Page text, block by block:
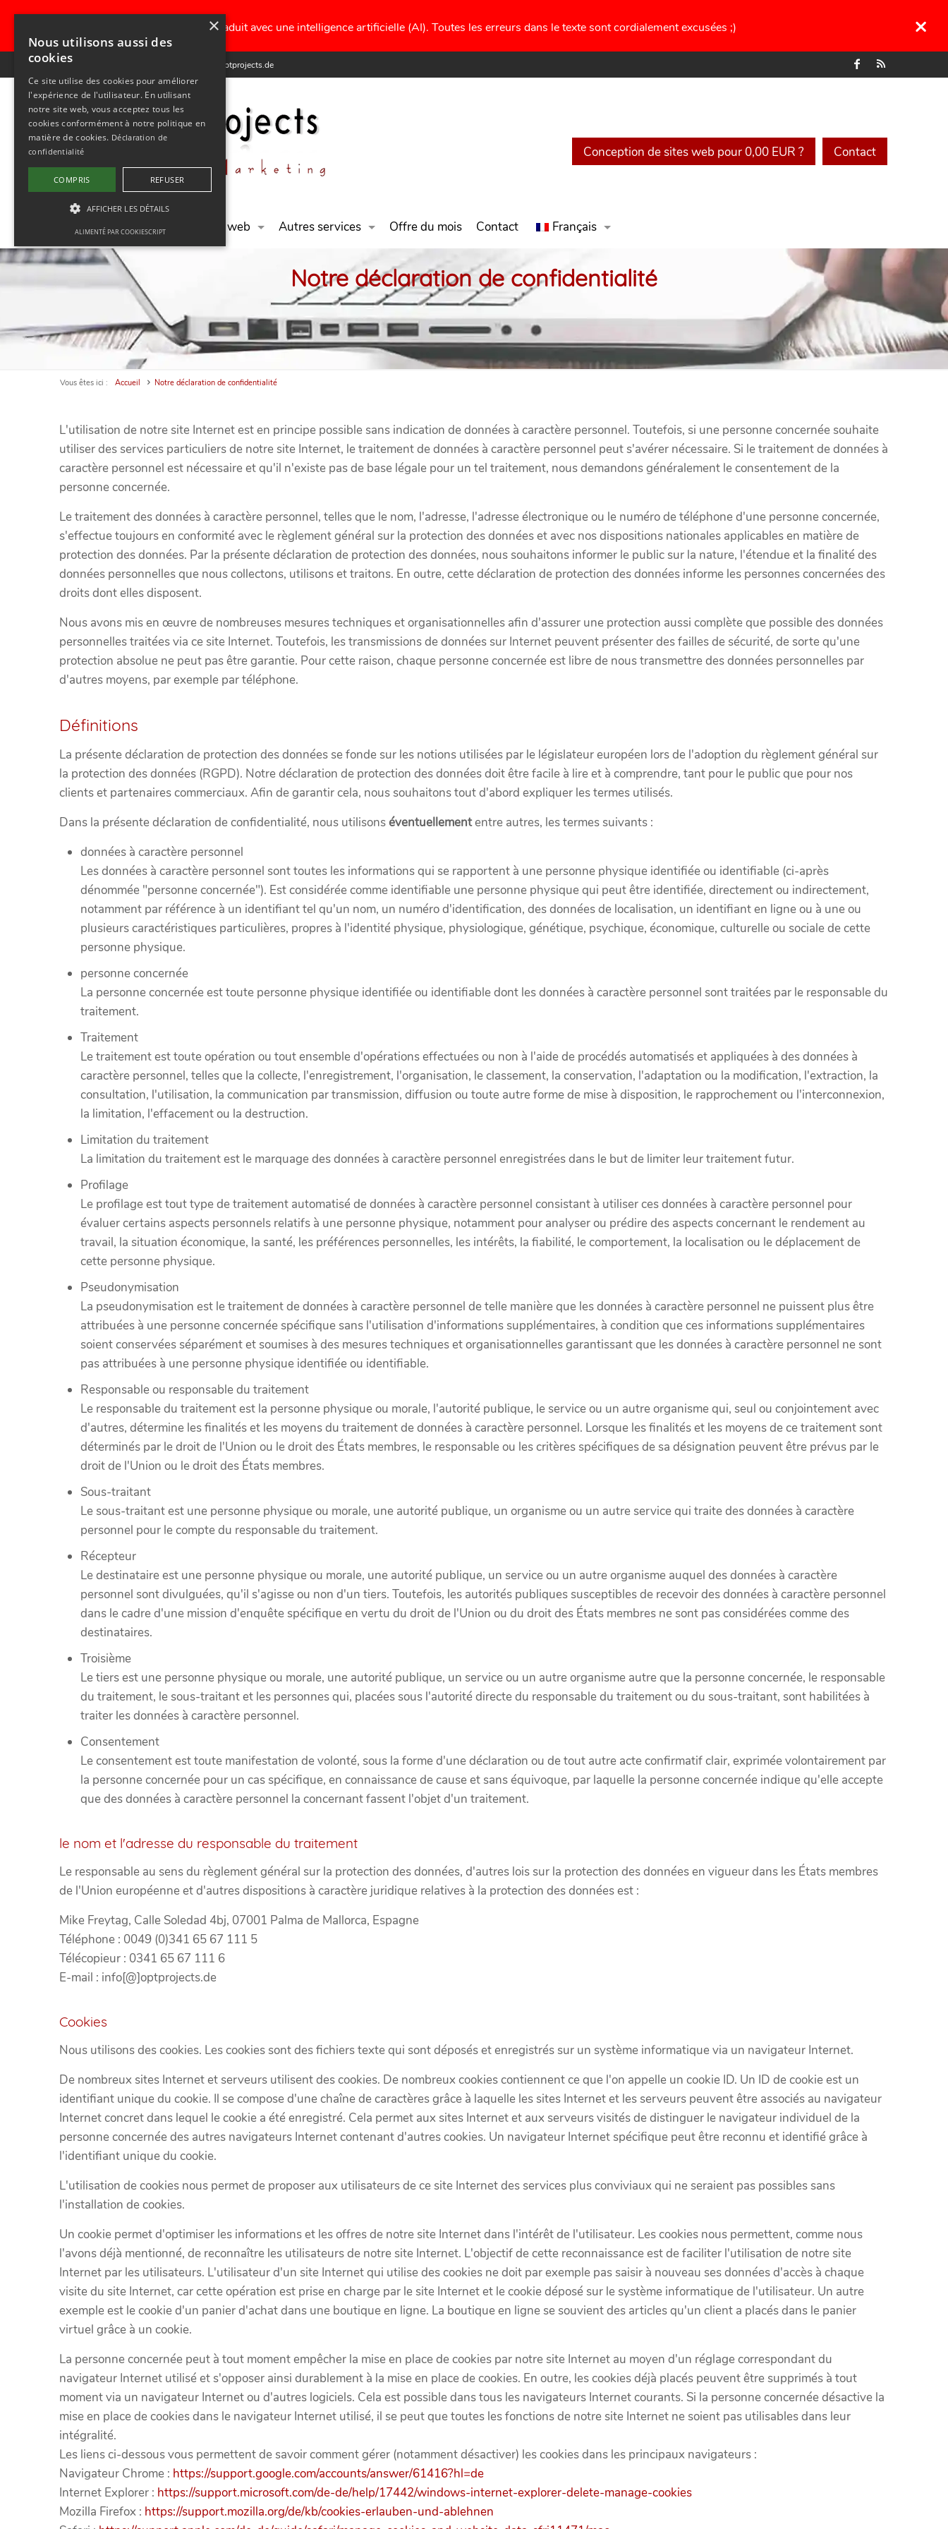
Traduit avec une intelligence artificielle (AI). Toutes les erreurs dans le texte sont cordialement excusées ;) ×
info@optprojects.de
Accueil Conception de sites web Autres services Offre du mois Contact Français
Conception de sites web pour 0,00 EUR ? Contact
Notre déclaration de confidentialité
Vous êtes ici : Accueil Notre déclaration de confidentialité
L'utilisation de notre site Internet est en principe possible sans indication de données à caractère personnel. Toutefois, si une personne concernée souhaite
utiliser des services particuliers de notre site Internet, le traitement de données à caractère personnel peut s'avérer nécessaire. Si le traitement de données à
caractère personnel est nécessaire et qu'il n'existe pas de base légale pour un tel traitement, nous demandons généralement le consentement de la
personne concernée.
Le traitement des données à caractère personnel, telles que le nom, l'adresse, l'adresse électronique ou le numéro de téléphone d'une personne concernée,
s'effectue toujours en conformité avec le règlement général sur la protection des données et avec nos dispositions nationales applicables en matière de
protection des données. Par la présente déclaration de protection des données, nous souhaitons informer le public sur la nature, l'étendue et la finalité des
données personnelles que nous collectons, utilisons et traitons. En outre, cette déclaration de protection des données informe les personnes concernées des
droits dont elles disposent.
Nous avons mis en œuvre de nombreuses mesures techniques et organisationnelles afin d'assurer une protection aussi complète que possible des données
personnelles traitées via ce site Internet. Toutefois, les transmissions de données sur Internet peuvent présenter des failles de sécurité, de sorte qu'une
protection absolue ne peut pas être garantie. Pour cette raison, chaque personne concernée est libre de nous transmettre des données personnelles par
d'autres moyens, par exemple par téléphone.
Définitions
La présente déclaration de protection des données se fonde sur les notions utilisées par le législateur européen lors de l'adoption du règlement général sur
la protection des données (RGPD). Notre déclaration de protection des données doit être facile à lire et à comprendre, tant pour le public que pour nos
clients et partenaires commerciaux. Afin de garantir cela, nous souhaitons tout d'abord expliquer les termes utilisés.
Dans la présente déclaration de confidentialité, nous utilisonséventuellemententre autres, les termes suivants :
données à caractère personnel
Les données à caractère personnel sont toutes les informations qui se rapportent à une personne physique identifiée ou identifiable (ci-après
dénommée "personne concernée"). Est considérée comme identifiable une personne physique qui peut être identifiée, directement ou indirectement,
notamment par référence à un identifiant tel qu'un nom, un numéro d'identification, des données de localisation, un identifiant en ligne ou à une ou
plusieurs caractéristiques particulières, propres à l'identité physique, physiologique, génétique, psychique, économique, culturelle ou sociale de cette
personne physique.
personne concernée
La personne concernée est toute personne physique identifiée ou identifiable dont les données à caractère personnel sont traitées par le responsable du
traitement.
Traitement
Le traitement est toute opération ou tout ensemble d'opérations effectuées ou non à l'aide de procédés automatisés et appliquées à des données à
caractère personnel, telles que la collecte, l'enregistrement, l'organisation, le classement, la conservation, l'adaptation ou la modification, l'extraction, la
consultation, l'utilisation, la communication par transmission, diffusion ou toute autre forme de mise à disposition, le rapprochement ou l'interconnexion,
la limitation, l'effacement ou la destruction.
Limitation du traitement
La limitation du traitement est le marquage des données à caractère personnel enregistrées dans le but de limiter leur traitement futur.
Profilage
Le profilage est tout type de traitement automatisé de données à caractère personnel consistant à utiliser ces données à caractère personnel pour
évaluer certains aspects personnels relatifs à une personne physique, notamment pour analyser ou prédire des aspects concernant le rendement au
travail, la situation économique, la santé, les préférences personnelles, les intérêts, la fiabilité, le comportement, la localisation ou le déplacement de
cette personne physique.
Pseudonymisation
La pseudonymisation est le traitement de données à caractère personnel de telle manière que les données à caractère personnel ne puissent plus être
attribuées à une personne concernée spécifique sans l'utilisation d'informations supplémentaires, à condition que ces informations supplémentaires
soient conservées séparément et soumises à des mesures techniques et organisationnelles garantissant que les données à caractère personnel ne sont
pas attribuées à une personne physique identifiée ou identifiable.
Responsable ou responsable du traitement
Le responsable du traitement est la personne physique ou morale, l'autorité publique, le service ou un autre organisme qui, seul ou conjointement avec
d'autres, détermine les finalités et les moyens du traitement de données à caractère personnel. Lorsque les finalités et les moyens de ce traitement sont
déterminés par le droit de l'Union ou le droit des États membres, le responsable ou les critères spécifiques de sa désignation peuvent être prévus par le
droit de l'Union ou le droit des États membres.
Sous-traitant
Le sous-traitant est une personne physique ou morale, une autorité publique, un organisme ou un autre service qui traite des données à caractère
personnel pour le compte du responsable du traitement.
Récepteur
Le destinataire est une personne physique ou morale, une autorité publique, un service ou un autre organisme auquel des données à caractère
personnel sont divulguées, qu'il s'agisse ou non d'un tiers. Toutefois, les autorités publiques susceptibles de recevoir des données à caractère personnel
dans le cadre d'une mission d'enquête spécifique en vertu du droit de l'Union ou du droit des États membres ne sont pas considérées comme des
destinataires.
Troisième
Le tiers est une personne physique ou morale, une autorité publique, un service ou un autre organisme autre que la personne concernée, le responsable
du traitement, le sous-traitant et les personnes qui, placées sous l'autorité directe du responsable du traitement ou du sous-traitant, sont habilitées à
traiter les données à caractère personnel.
Consentement
Le consentement est toute manifestation de volonté, sous la forme d'une déclaration ou de tout autre acte confirmatif clair, exprimée volontairement par
la personne concernée pour un cas spécifique, en connaissance de cause et sans équivoque, par laquelle la personne concernée indique qu'elle accepte
que des données à caractère personnel la concernant fassent l'objet d'un traitement.
le nom et l'adresse du responsable du traitement
Le responsable au sens du règlement général sur la protection des données, d'autres lois sur la protection des données en vigueur dans les États membres
de l'Union européenne et d'autres dispositions à caractère juridique relatives à la protection des données est :
Mike Freytag, Calle Soledad 4bj, 07001 Palma de Mallorca, Espagne
Téléphone : 0049 (0)341 65 67 111 5
Télécopieur : 0341 65 67 111 6
E-mail : info[@]optprojects.de
Cookies
Nous utilisons des cookies. Les cookies sont des fichiers texte qui sont déposés et enregistrés sur un système informatique via un navigateur Internet.
De nombreux sites Internet et serveurs utilisent des cookies. De nombreux cookies contiennent ce que l'on appelle un cookie ID. Un ID de cookie est un
identifiant unique du cookie. Il se compose d'une chaîne de caractères grâce à laquelle les sites Internet et les serveurs peuvent être associés au navigateur
Internet concret dans lequel le cookie a été enregistré. Cela permet aux sites Internet et aux serveurs visités de distinguer le navigateur individuel de la
personne concernée des autres navigateurs Internet contenant d'autres cookies. Un navigateur Internet spécifique peut être reconnu et identifié grâce à
l'identifiant unique du cookie.
L'utilisation de cookies nous permet de proposer aux utilisateurs de ce site Internet des services plus conviviaux qui ne seraient pas possibles sans
l'installation de cookies.
Un cookie permet d'optimiser les informations et les offres de notre site Internet dans l'intérêt de l'utilisateur. Les cookies nous permettent, comme nous
l'avons déjà mentionné, de reconnaître les utilisateurs de notre site Internet. L'objectif de cette reconnaissance est de faciliter l'utilisation de notre site
Internet par les utilisateurs. L'utilisateur d'un site Internet qui utilise des cookies ne doit par exemple pas saisir à nouveau ses données d'accès à chaque
visite du site Internet, car cette opération est prise en charge par le site Internet et le cookie déposé sur le système informatique de l'utilisateur. Un autre
exemple est le cookie d'un panier d'achat dans une boutique en ligne. La boutique en ligne se souvient des articles qu'un client a placés dans le panier
virtuel grâce à un cookie.
La personne concernée peut à tout moment empêcher la mise en place de cookies par notre site Internet au moyen d'un réglage correspondant du
navigateur Internet utilisé et s'opposer ainsi durablement à la mise en place de cookies. En outre, les cookies déjà placés peuvent être supprimés à tout
moment via un navigateur Internet ou d'autres logiciels. Cela est possible dans tous les navigateurs Internet courants. Si la personne concernée désactive la
mise en place de cookies dans le navigateur Internet utilisé, il se peut que toutes les fonctions de notre site Internet ne soient pas utilisables dans leur
intégralité.
Les liens ci-dessous vous permettent de savoir comment gérer (notamment désactiver) les cookies dans les principaux navigateurs :
Navigateur Chrome : https://support.google.com/accounts/answer/61416?hl=de
Internet Explorer : https://support.microsoft.com/de-de/help/17442/windows-internet-explorer-delete-manage-cookies
Mozilla Firefox : https://support.mozilla.org/de/kb/cookies-erlauben-und-ablehnen
×
Nous utilisons aussi des
cookies
Ce site utilise des cookies pour améliorer
l'expérience de l'utilisateur. En utilisant
notre site web, vous acceptez tous les
cookies conformément à notre politique en
matière de cookies. Déclaration de
confidentialité
COMPRIS REFUSER
AFFICHER LES DÉTAILS
ALIMENTÉ PAR COOKIESCRIPT